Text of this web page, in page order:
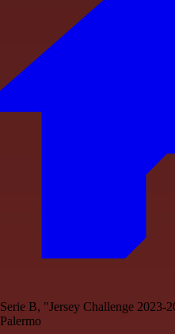
Serie B, "Jersey Challenge 2023-
Palermo